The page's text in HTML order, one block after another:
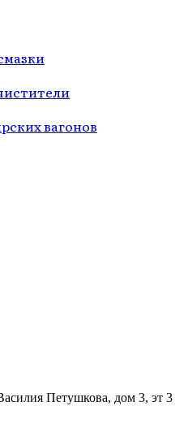
вагонов
Петушкова, дом 3, эт 3